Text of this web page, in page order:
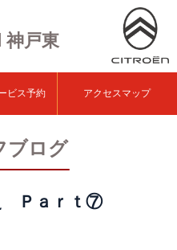
神戸東
ビス予約 アクセスマップ
ブログ
Ｐａｒｔ⑦